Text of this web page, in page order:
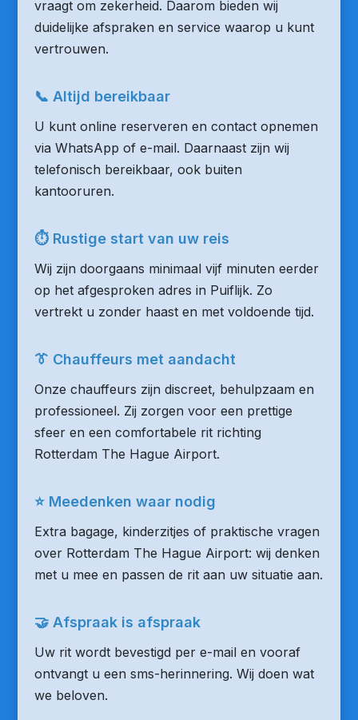
vraagt om zekerheid. Daarom bieden wij
duidelijke afspraken en service waarop u kunt
vertrouwen.
📞 Altijd bereikbaar
U kunt online reserveren en contact opnemen
via WhatsApp of e-mail. Daarnaast zijn wij
telefonisch bereikbaar, ook buiten
kantooruren.
⏱ Rustige start van uw reis
Wij zijn doorgaans minimaal vijf minuten eerder
op het afgesproken adres in Puiflijk. Zo
vertrekt u zonder haast en met voldoende tijd.
👔 Chauffeurs met aandacht
Onze chauffeurs zijn discreet, behulpzaam en
professioneel. Zij zorgen voor een prettige
sfeer en een comfortabele rit richting
Rotterdam The Hague Airport.
⭐ Meedenken waar nodig
Extra bagage, kinderzitjes of praktische vragen
over Rotterdam The Hague Airport: wij denken
met u mee en passen de rit aan uw situatie aan.
🤝 Afspraak is afspraak
Uw rit wordt bevestigd per e-mail en vooraf
ontvangt u een sms-herinnering. Wij doen wat
we beloven.